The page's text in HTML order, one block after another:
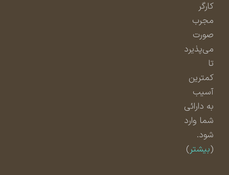
مجرب
صورت
می‌پذیرد
کمترین
آسیب
به دارائی
شما وارد
شود.
بیشتر)